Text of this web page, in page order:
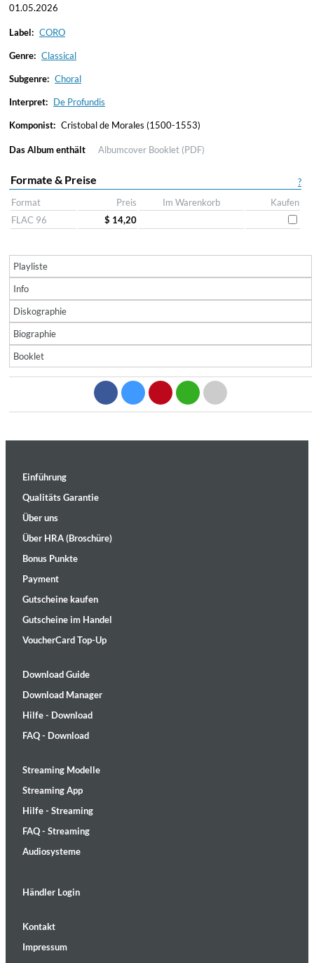
01.05.2026
Label: CORO
Genre: Classical
Subgenre: Choral
Interpret: De Profundis
Komponist: Cristobal de Morales (1500-1553)
Das Album enthält Albumcover Booklet (PDF)
?
Formate & Preise
Format Preis Im Warenkorb
Kaufen
FLAC 96
$ 14,20
Playliste
Info
Diskographie
Biographie
Booklet
Einführung
Qualitäts Garantie
Über uns
Über HRA (Broschüre)
Bonus Punkte
Payment
Gutscheine kaufen
Gutscheine im Handel
VoucherCard Top-Up
Download Guide
Download Manager
Hilfe - Download
FAQ - Download
Streaming Modelle
Streaming App
Hilfe - Streaming
FAQ - Streaming
Audiosysteme
Händler Login
Kontakt
Impressum